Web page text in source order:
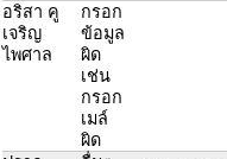
อริสา คู
เจริญ
ไพศาล
กรอก
ข้อมูล
ผิด
เช่น
กรอก
เมล์
ผิด